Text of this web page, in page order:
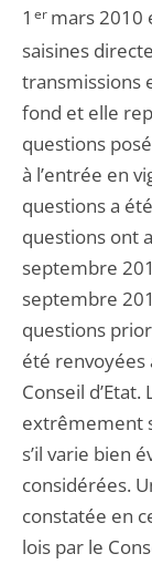
1 ermars 2010
saisines
transmissions
fond et elle
questions
à l’entrée en
questions a
questions ont
septembre
septembre
questions
été renvoyées
Conseil
extrêmement
s’il varie bien
considérées.
constatée en
lois par le